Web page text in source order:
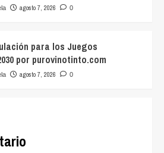
agosto 7, 2026 0
para los Juegos
por purovinotinto.com
agosto 7, 2026 0